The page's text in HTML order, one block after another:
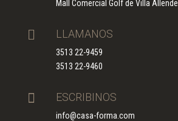
Mall Comercial Golf de Villa Allende
 LLAMANOS
3513 22-9459
3513 22-9460
 ESCRIBINOS
info@casa-forma.com